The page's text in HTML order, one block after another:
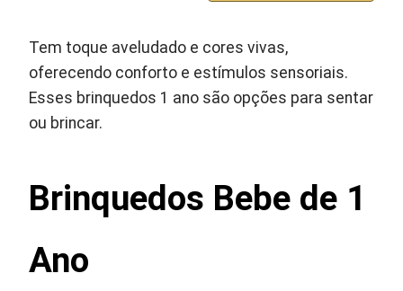
Tem toque aveludado e cores vivas,
oferecendo conforto e estímulos sensoriais.
Esses brinquedos 1 ano são opções para sentar
ou brincar.
Brinquedos Bebe de 1
Ano